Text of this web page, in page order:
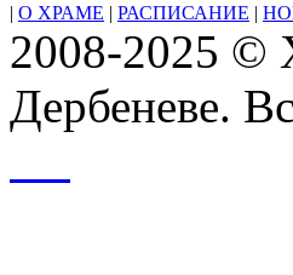
| О ХРАМЕ | РАСПИСАНИЕ |
2008-2025 ©
Дербеневе.